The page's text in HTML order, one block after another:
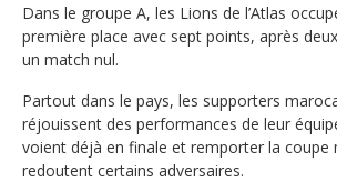
Dans le groupe A, les Lions de l’Atlas
première place avec sept points, après
un match nul.
Partout dans le pays, les supporters
réjouissent des performances de leur
voient déjà en finale et remporter la coupe
redoutent certains adversaires.